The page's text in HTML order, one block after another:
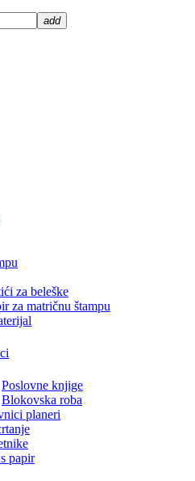
add
za beleške
za matričnu štampu
Poslovne knjige
Blokovska roba
planeri
papir